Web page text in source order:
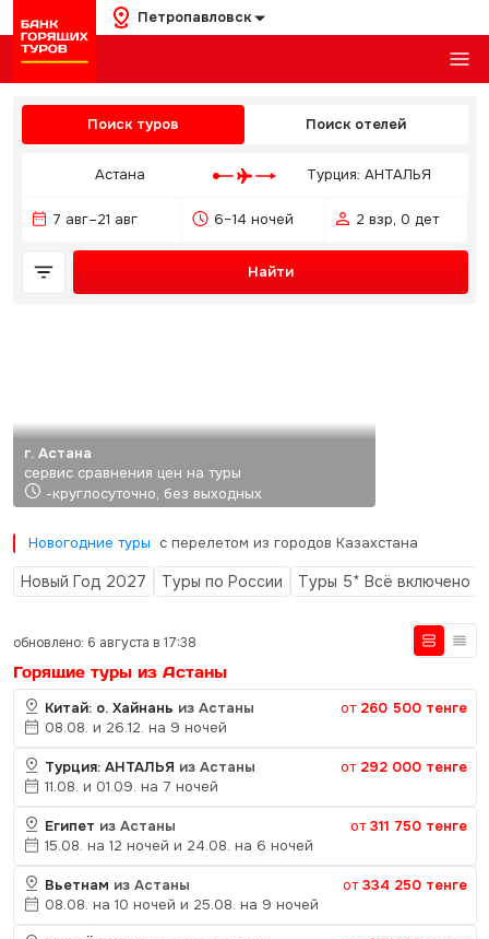
Петропавловск
Поиск туров Поиск отелей
Астана Турция: АНТАЛЬЯ
7 авг–21 авг 6–14 ночей 2 взр, 0 дет
Найти
г. Астана
сервис сравнения цен на туры
-круглосуточно, без выходных
Новогодние туры с перелетом из городов Казахстана
Новый Год 2027 Туры по России Туры 5* Всё включено
Горящие туры из Астаны
обновлено: 6 августа в 17:38
Китай: о. Хайнань из Астаны от 260 500 тенге
08.08. и 26.12. на 9 ночей
Турция: АНТАЛЬЯ из Астаны от 292 000 тенге
11.08. и 01.09. на 7 ночей
Египет из Астаны от311 750 тенге
15.08. на 12 ночей и 24.08. на 6 ночей
Вьетнам из Астаны от334 250 тенге
08.08. на 10 ночей и 25.08. на 9 ночей